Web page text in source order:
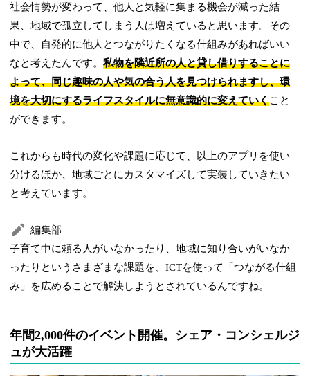
社会情勢が変わって、他人と気軽に集まる機会が減った結
果、地域で孤立してしまう人は増えていると思います。その
中で、自発的に他人とつながりたくなる仕組みがあればいい
なと考えたんです。私物を隣近所の人と貸し借りすることに
よって、同じ趣味の人や気の合う人を見つけられますし、環
境を大切にするライフスタイルに無意識的に変えていくこと
ができます。
これからも時代の変化や課題に応じて、以上のアプリを使い
分けるほか、地域ごとにカスタマイズして実装していきたい
と考えています。
編集部
子育て中に頼る人がいなかったり、地域に知り合いがいなか
ったりというさまざまな課題を、ICTを使って「つながる仕組
み」を広めることで解決しようとされているんですね。
年間2,000件のイベント開催。シェア・コンシェルジ
ュが大活躍